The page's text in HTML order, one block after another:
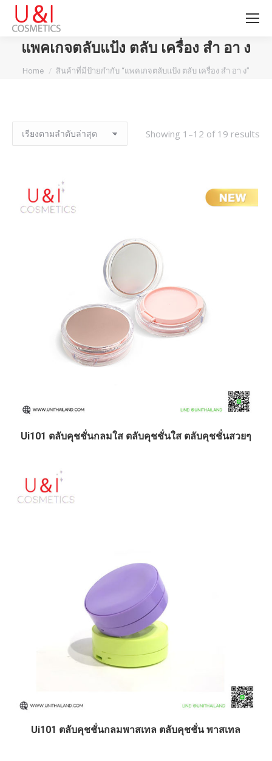
แพคเกจตลับแป้ง ตลับ เครื่อง สํา อา ง
You are here:
Home สินค้าที่มีป้ายกำกับ “แพคเกจตลับแป้ง ตลับ เครื่อง สํา อา ง”
Showing 1–12 of 19 results
Ui101 ตลับคุชชั่นกลมใส ตลับคุชชั่นใส ตลับคุชชั่นสวยๆ
Ui101 ตลับคุชชั่นกลมพาสเทล ตลับคุชชั่น พาสเทล